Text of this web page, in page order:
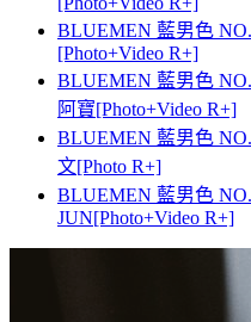
BLUEMEN 藍男色
[Photo+Video R+]
BLUEMEN 藍男色
阿寶[Photo+Video R+]
BLUEMEN 藍男色
文[Photo R+]
BLUEMEN 藍男色
JUN[Photo+Video R+]